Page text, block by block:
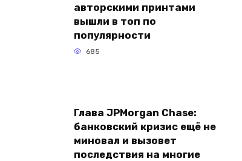
авторскими принтами
вышли в топ по
популярности
685
Глава JPMorgan Chase:
банковский кризис ещё не
миновал и вызовет
последствия на многие